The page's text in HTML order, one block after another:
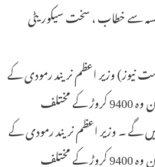
جلسہ سے خطاب ، سخت سیکوریٹی
(سیاست نیوز) وزیر اعظم نریند رمودی کے
آج دورۂ حیدرآباد کے دوران وہ 9400 کروڑ کے مختلف
گے ۔ وزیر اعظم نریند رمودی کے
آج دورۂ حیدرآباد کے دوران وہ 9400 کروڑ کے مختلف